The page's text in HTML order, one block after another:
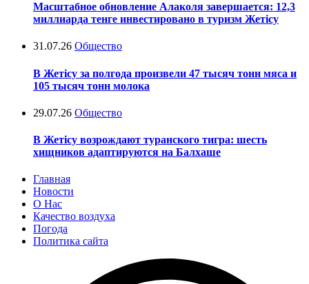
Масштабное обновление Алаколя завершается: 12,3
миллиарда тенге инвестировано в туризм Жетісу
31.07.26 Общество
В Жетісу за полгода произвели 47 тысяч тонн мяса и
105 тысяч тонн молока
29.07.26 Общество
В Жетісу возрождают туранского тигра: шесть
хищников адаптируются на Балхаше
Главная
Новости
О Нас
Качество воздуха
Погода
Политика сайта